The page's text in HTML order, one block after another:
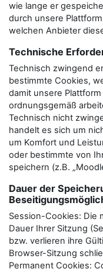
wie lange er
durch unsere
welchen Anbieter
Technische
Technisch zwingend
bestimmte Cookies,
damit unsere
ordnungsgemäß
Technisch nicht
handelt es sich um
um Komfort und
oder bestimmte von
speichern (z.B.
Dauer der
Session-Cookies: Die
Dauer Ihrer Sitzung
bzw. verlieren ihre
Browser-Sitzung
Permanent Cookies: